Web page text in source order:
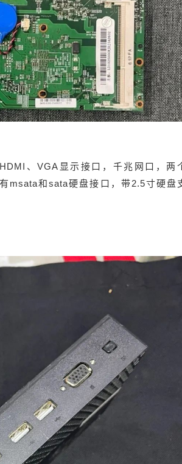
、VGA显示接口，千兆网口，两
msata和sata硬盘接口，带2.5寸硬盘